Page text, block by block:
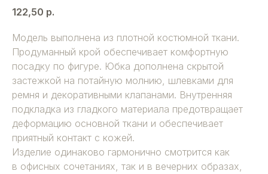
122,50 р.
Модель выполнена из плотной костюмной ткани.
Продуманный крой обеспечивает комфортную
посадку по фигуре. Юбка дополнена скрытой
застежкой на потайную молнию, шлевками для
ремня и декоративными клапанами. Внутренняя
подкладка из гладкого материала предотвращает
деформацию основной ткани и обеспечивает
приятный контакт с кожей.
Изделие одинаково гармонично смотрится как
в офисных сочетаниях, так и в вечерних образах,